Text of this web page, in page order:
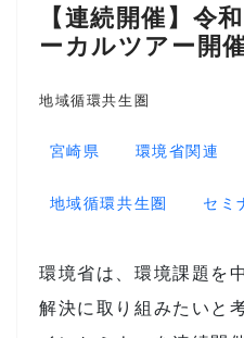
【連続開催】令
ーカルツアー開
地域循環共生圏
宮崎県 環境省関連
地域循環共生圏 セミ
環境省は、環境課題を
解決に取り組みたいと